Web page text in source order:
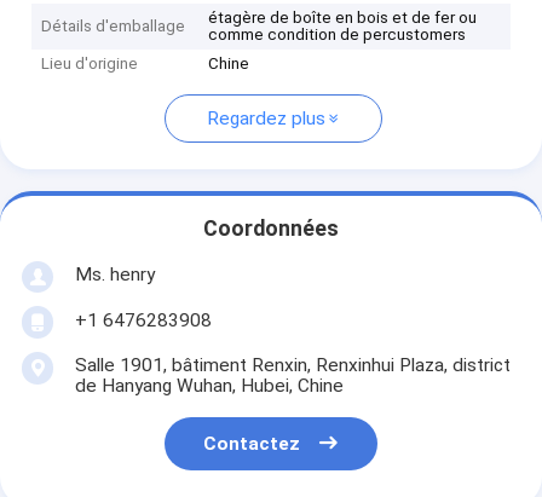
Détails d'emballage
étagère de boîte en bois et de fer ou
comme condition de percustomers
Lieu d'origine
Chine
Regardez plus
Coordonnées
Ms. henry
+1 6476283908
Salle 1901, bâtiment Renxin, Renxinhui Plaza, district
de Hanyang Wuhan, Hubei, Chine
Contactez